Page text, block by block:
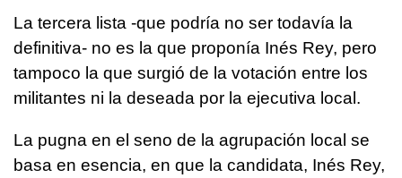
La tercera lista -que podría no ser todavía la
definitiva- no es la que proponía Inés Rey, pero
tampoco la que surgió de la votación entre los
militantes ni la deseada por la ejecutiva local.
La pugna en el seno de la agrupación local se
basa en esencia, en que la candidata, Inés Rey,